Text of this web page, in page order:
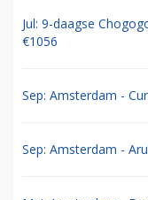
Jul: 9-daagse
€1056
Sep: Amsterdam -
Sep: Amsterdam -